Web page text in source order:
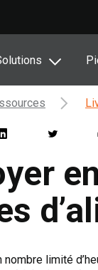
nombre limité